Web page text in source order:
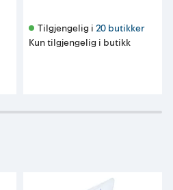
Tilgjengelig i 20 butikker
Kun tilgjengelig i butikk